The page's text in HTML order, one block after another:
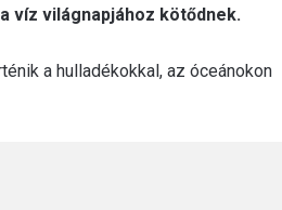
víz világnapjához kötődnek.
a hulladékokkal, az óceánokon